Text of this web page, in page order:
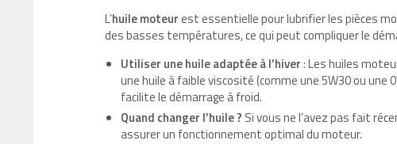
L’huile moteurest essentielle pour lubrifier les pièces
des basses températures, ce qui peut compliquer le
Utiliser une huile adaptée à l’hiver: Les huiles
une huile à faible viscosité (comme une 5W30 ou
facilite le démarrage à froid.
Quand changer l’huile ? Si vous ne l’avez pas fait
assurer un fonctionnement optimal du moteur.